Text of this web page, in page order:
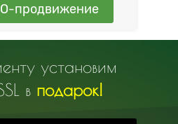
продвижение
установим
в подарок!